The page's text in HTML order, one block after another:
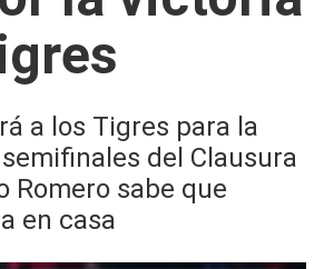
a los Tigres para la
del Clausura
Romero sabe que
en casa